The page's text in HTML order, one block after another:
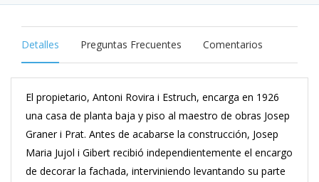
Detalles Preguntas Frecuentes Comentarios
El propietario, Antoni Rovira i Estruch, encarga en 1926
una casa de planta baja y piso al maestro de obras Josep
Graner i Prat. Antes de acabarse la construcción, Josep
Maria Jujol i Gibert recibió independientemente el encargo
de decorar la fachada, interviniendo levantando su parte